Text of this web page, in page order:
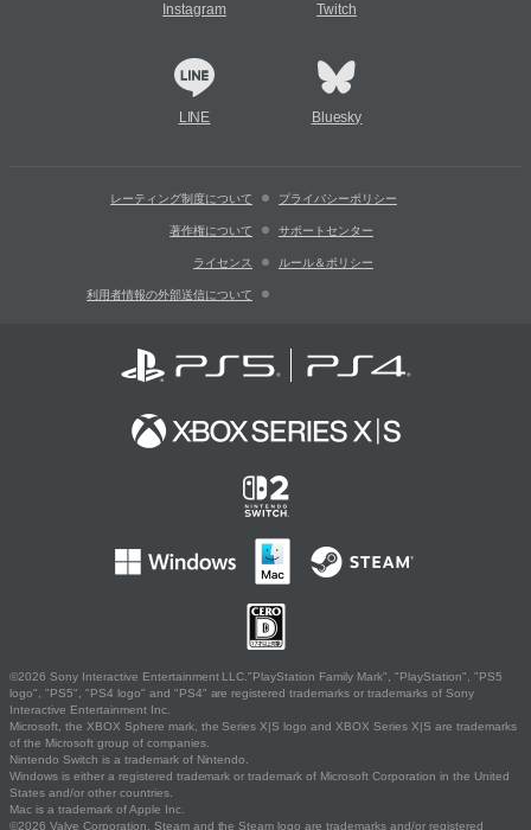
Instagram Twitch
LINE Bluesky
レーティング制度について プライバシーポリシー
著作権について サポートセンター
ライセンス ルール＆ポリシー
利用者情報の外部送信について
©2026 Sony Interactive Entertainment LLC."PlayStation Family Mark", "PlayStation", "PS5
logo", "PS5", "PS4 logo" and "PS4" are registered trademarks or trademarks of Sony
Interactive Entertainment Inc.
Microsoft, the XBOX Sphere mark, the Series X|S logo and XBOX Series X|S are trademarks
of the Microsoft group of companies.
Nintendo Switch is a trademark of Nintendo.
Windows is either a registered trademark or trademark of Microsoft Corporation in the United
States and/or other countries.
Mac is a trademark of Apple Inc.
©2026 Valve Corporation. Steam and the Steam logo are trademarks and/or registered